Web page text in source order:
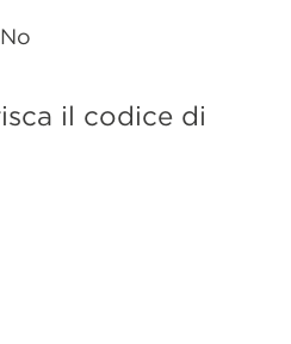
No
il codice di